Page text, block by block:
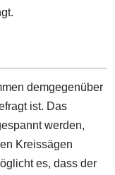
demgegenüber
ist. Das
werden,
Kreissägen
es, dass der